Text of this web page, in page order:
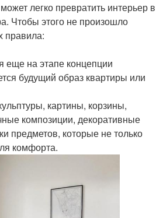
легко превратить интерьер в
Чтобы этого не произошло
правила:
еще на этапе концепции
будущий образ квартиры или
картины, корзины,
композиции, декоративные
предметов, которые не только
комфорта.